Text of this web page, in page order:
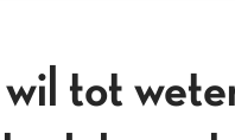
tot